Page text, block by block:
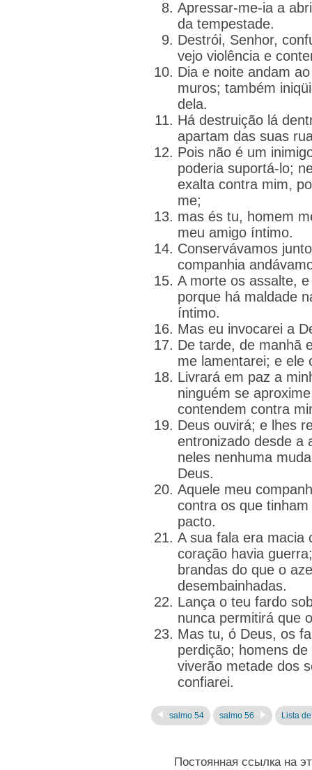
Apressar-me-ia a
da tempestade.
Destrói, Senhor,
vejo violência e
Dia e noite andam
muros; também
dela.
Há destruição lá
apartam das suas
Pois não é um
poderia suportá-lo;
exalta contra mim,
me;
mas és tu, homem
meu amigo íntimo.
Conservávamos
companhia
A morte os assalte,
porque há maldade
íntimo.
Mas eu invocarei a
De tarde, de manhã
me lamentarei; e ele
Livrará em paz a
ninguém se
contendem contra
Deus ouvirá; e lhes
entronizado desde a
neles nenhuma
Deus.
Aquele meu
contra os que
pacto.
A sua fala era macia
coração havia
brandas do que o
desembainhadas.
Lança o teu fardo
nunca permitirá que
Mas tu, ó Deus, os
perdição; homens
viverão metade dos
confiarei.
salmo 54 salmo 56 Lista
Постоянная ссылка на